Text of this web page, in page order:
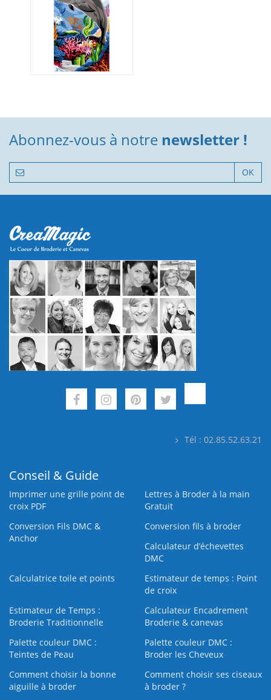
Abonnez-vous à notre newsletter !
OK
Tél : 02.85.52.63.21
Conseil & Guide
Imprimer une grille point de
croix PDF
Lettres à Broder à la main
Gratuit
Conversion Fils DMC &
Anchor
Conversion fils à broder
Calculateur d’échevettes
DMC
Calculatrice toile et points
Estimateur de temps : Point
de croix
Estimateur de Temps :
Broderie Traditionnelle
Calculateur Encadrement
Broderie & canevas
Palette couleur DMC :
Teintes de Peau
Palette couleur DMC :
Broder les Cheveux
Comment choisir la bonne
aiguille à broder
Comment choisir ses ciseaux
à broder ?